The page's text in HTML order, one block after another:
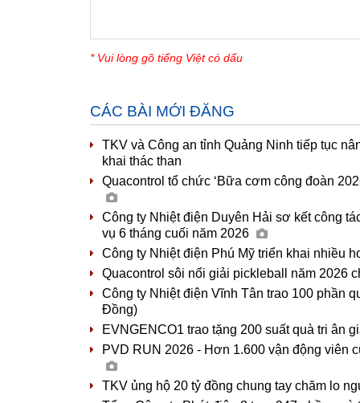
* Vui lòng gõ tiếng Việt có dấu
CÁC BÀI MỚI ĐĂNG
TKV và Công an tỉnh Quảng Ninh tiếp tục
khai thác than
Quacontrol tổ chức ‘Bữa cơm công đoàn
Công ty Nhiệt điện Duyên Hải sơ kết công
vụ 6 tháng cuối năm 2026
Công ty Nhiệt điện Phú Mỹ triển khai nhiều
Quacontrol sôi nổi giải pickleball năm 2026
Công ty Nhiệt điện Vĩnh Tân trao 100 phần
Đồng)
EVNGENCO1 trao tặng 200 suất quà tri ân
PVD RUN 2026 - Hơn 1.600 vận động viên
TKV ủng hộ 20 tỷ đồng chung tay chăm lo